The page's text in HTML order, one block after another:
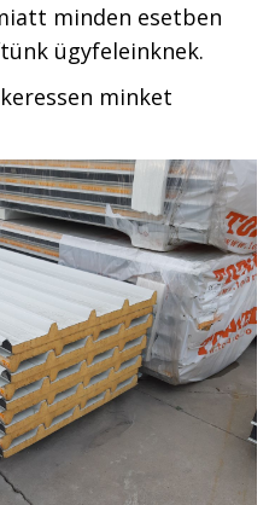
minden esetben
ügyfeleinknek.
minket